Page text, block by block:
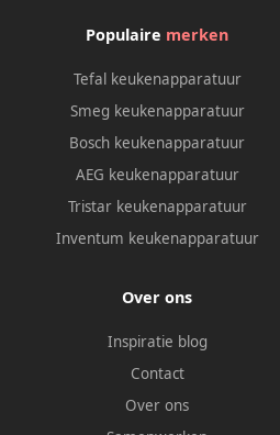
Populaire merken
Tefal keukenapparatuur
Smeg keukenapparatuur
Bosch keukenapparatuur
AEG keukenapparatuur
Tristar keukenapparatuur
Inventum keukenapparatuur
Over ons
Inspiratie blog
Contact
Over ons